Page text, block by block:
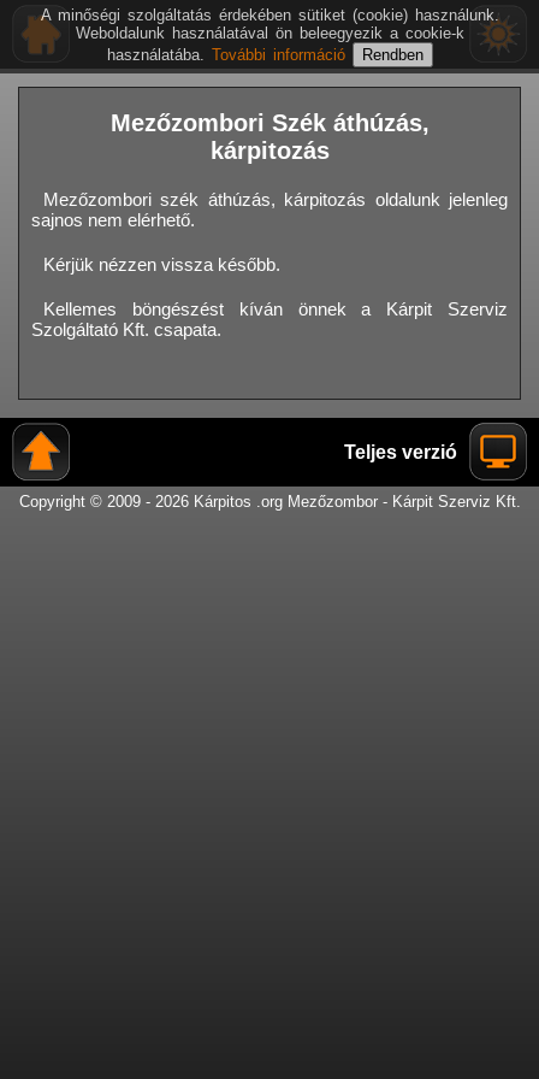
Mezőzombori Szék áthúzás,
kárpitozás
Mezőzombori szék áthúzás, kárpitozás oldalunk jelenleg
sajnos nem elérhető.
Kérjük nézzen vissza később.
Kellemes böngészést kíván önnek a Kárpit Szerviz
Szolgáltató Kft. csapata.
Teljes verzió
Copyright © 2009 - 2026 Kárpitos .org Mezőzombor - Kárpit Szerviz Kft.
A minőségi szolgáltatás érdekében sütiket (cookie) használunk.
Weboldalunk használatával ön beleegyezik a cookie-k
használatába. További információ